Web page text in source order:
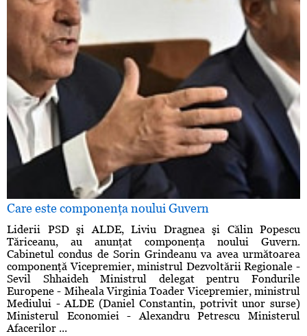
Care este componenţa noului Guvern
Liderii PSD şi ALDE, Liviu Dragnea şi Călin Popescu
Tăriceanu, au anunţat componenţa noului Guvern.
Cabinetul condus de Sorin Grindeanu va avea următoarea
componenţă Vicepremier, ministrul Dezvoltării Regionale -
Sevil Shhaideh Ministrul delegat pentru Fondurile
Europene - Miheala Virginia Toader Vicepremier, ministrul
Mediului - ALDE (Daniel Constantin, potrivit unor surse)
Ministerul Economiei - Alexandru Petrescu Ministerul
Afacerilor ...